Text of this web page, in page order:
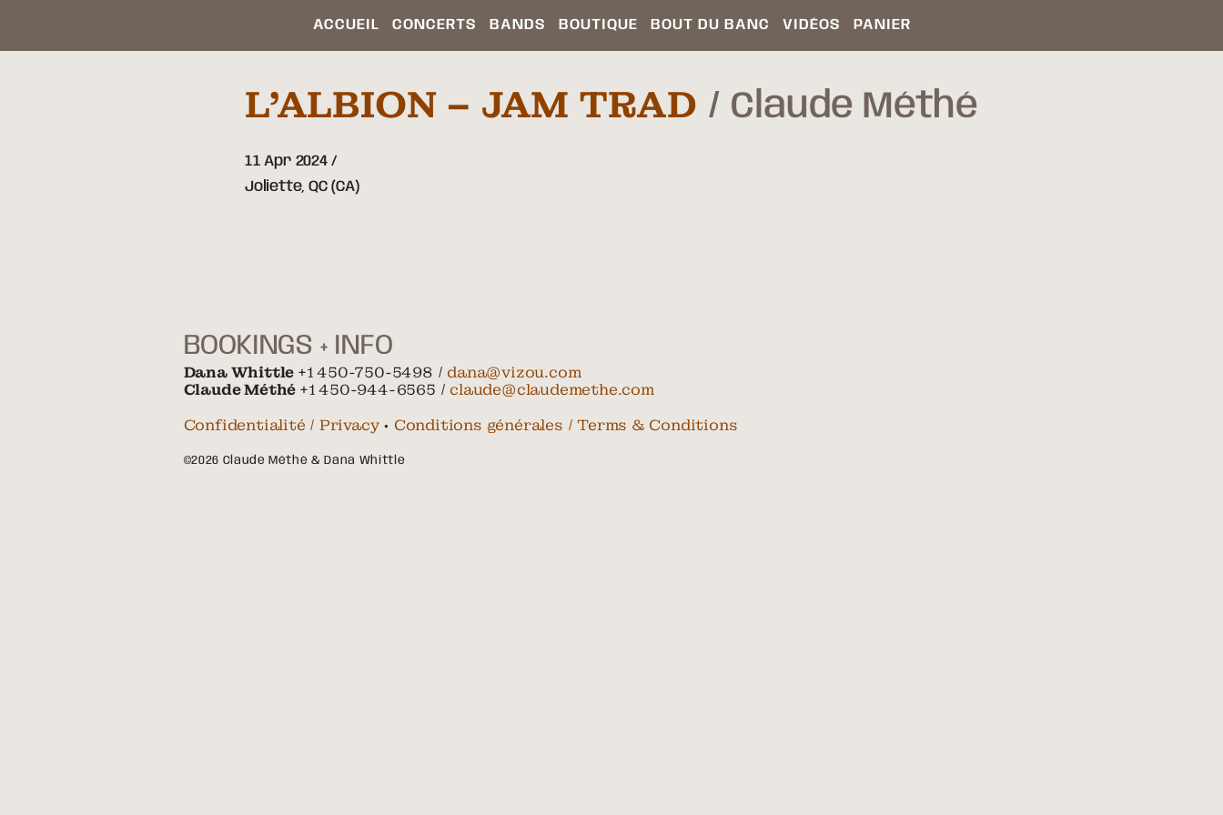
ACCUEIL CONCERTS BANDS BOUTIQUE BOUT DU BANC VIDÉOS PANIER
L’ALBION – JAM TRAD Claude Méthé
11 Apr 2024
Joliette, QC (CA)
BOOKINGS + INFO
Dana Whittle +1 450-750-5498 / dana@vizou.com
Claude Méthé +1 450-944-6565 / claude@claudemethe.com
Confidentialité / Privacy• Conditions générales / Terms & Conditions
©2026 Claude Méthé & Dana Whittle